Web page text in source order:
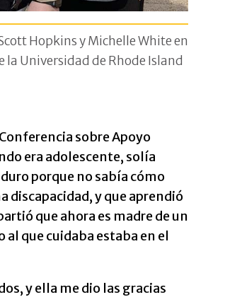
Hopkins y Michelle White en
Universidad de Rhode Island
sobre Apoyo
era adolescente, solía
porque no sabía cómo
discapacidad, y que aprendió
que ahora es madre de un
que cuidaba estaba en el
y ella me dio las gracias